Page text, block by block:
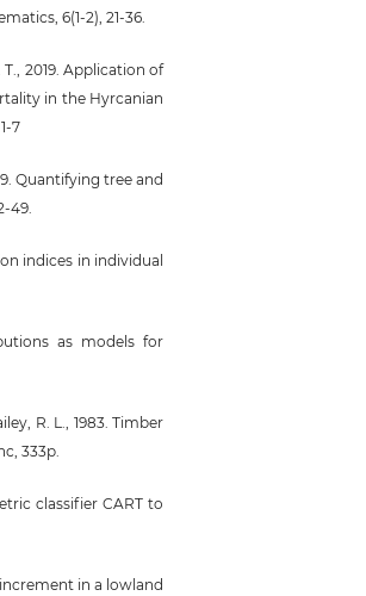
6(1-2), 21-36.
2019. Application of
in the Hyrcanian
7
Quantifying tree and
49.
indices in individual
as models for
R. L., 1983. Timber
333p.
classifier CART to
in a lowland